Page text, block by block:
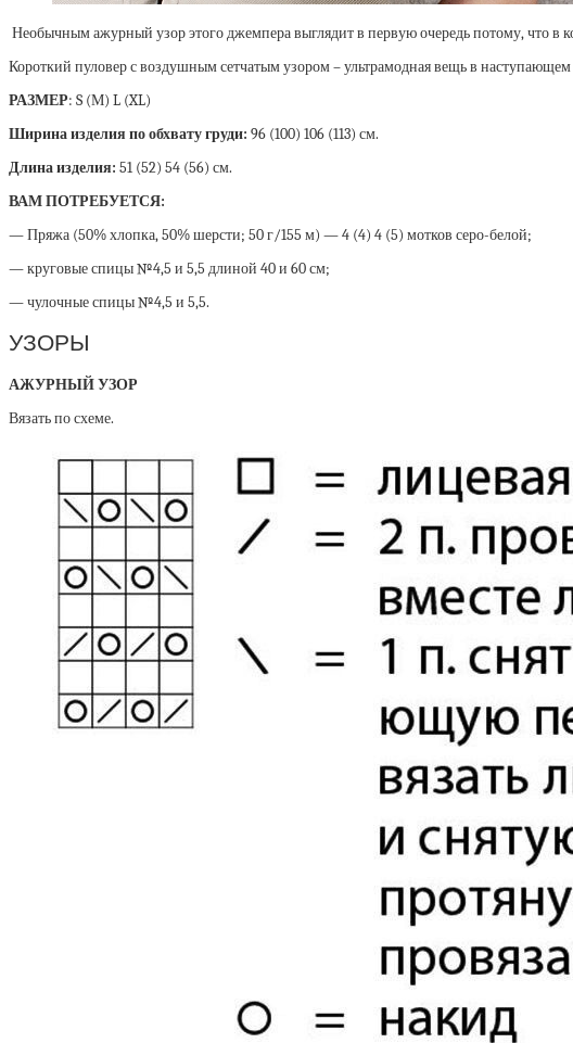
Необычным ажурный узор этого джемпера выглядит в первую очередь потому, что в
Короткий пуловер с воздушным сетчатым узором – ультрамодная вещь в
РАЗМЕР: S (М) L (XL)
Ширина изделия по обхвату груди: 96 (100) 106 (113) см.
Длина изделия: 51 (52) 54 (56) см.
ВАМ ПОТРЕБУЕТСЯ:
— Пряжа (50% хлопка, 50% шерсти; 50 г/155 м) — 4 (4) 4 (5) мотков серо-белой;
— круговые спицы №4,5 и 5,5 длиной 40 и 60 см;
— чулочные спицы №4,5 и 5,5.
УЗОРЫ
АЖУРНЫЙ УЗОР
Вязать по схеме.